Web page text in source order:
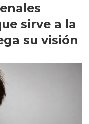
sirve a la
su visión